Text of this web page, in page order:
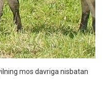
mos davriga nisbatan